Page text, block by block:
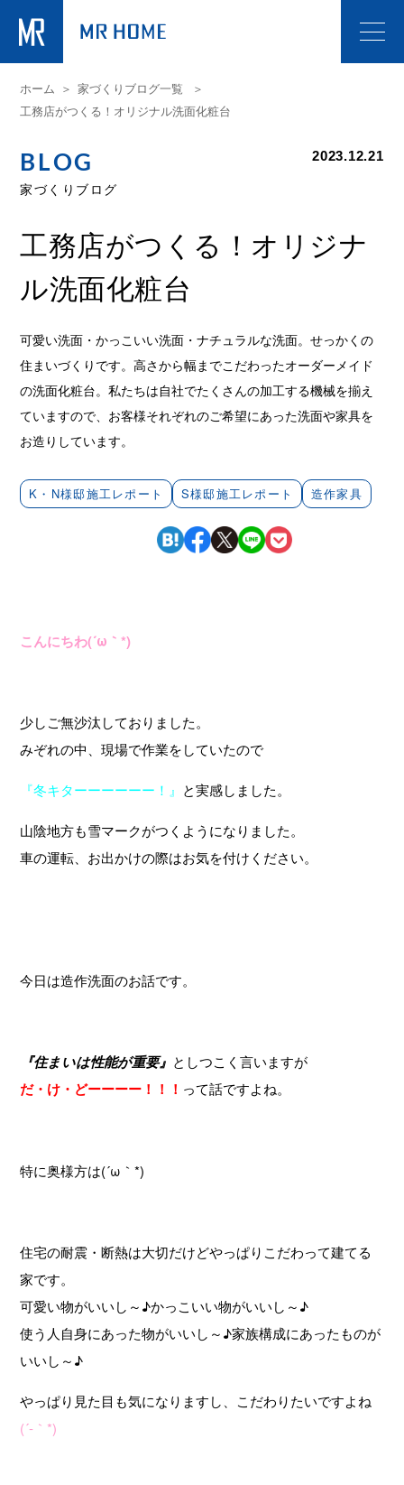
ホーム
家づくりブログ一覧
工務店がつくる！オリジナル洗面化粧台
BLOG
家づくりブログ
2023.12.21
工務店がつくる！オリジナ
ル洗面化粧台
可愛い洗面・かっこいい洗面・ナチュラルな洗面。せっかくの
住まいづくりです。高さから幅までこだわったオーダーメイド
の洗面化粧台。私たちは自社でたくさんの加工する機械を揃え
ていますので、お客様それぞれのご希望にあった洗面や家具を
お造りしています。
K・N様邸施工レポート S様邸施工レポート 造作家具
こんにちわ(´ω｀*)
少しご無沙汰しておりました。
みぞれの中、現場で作業をしていたので
『冬キターーーーーー！』 と実感しました。
山陰地方も雪マークがつくようになりました。
車の運転、お出かけの際はお気を付けください。
今日は造作洗面のお話です。
『住まいは性能が重要』 としつこく言いますが
だ・け・どーーーー！！！ って話ですよね。
特に奥様方は(´ω｀*)
住宅の耐震・断熱は大切だけどやっぱりこだわって建てる
家です。
可愛い物がいいし～♪かっこいい物がいいし～♪
使う人自身にあった物がいいし～♪家族構成にあったものが
いいし～♪
やっぱり見た目も気になりますし、こだわりたいですよね
(´-｀*)